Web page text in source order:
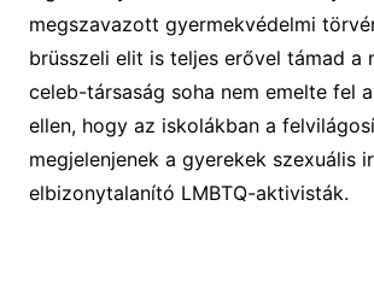
megszavazott gyermekvédelmi
brüsszeli elit is teljes erővel támad a
celeb-társaság soha nem emelte fel
ellen, hogy az iskolákban a
megjelenjenek a gyerekek szexuális
elbizonytalanító LMBTQ-aktivisták.